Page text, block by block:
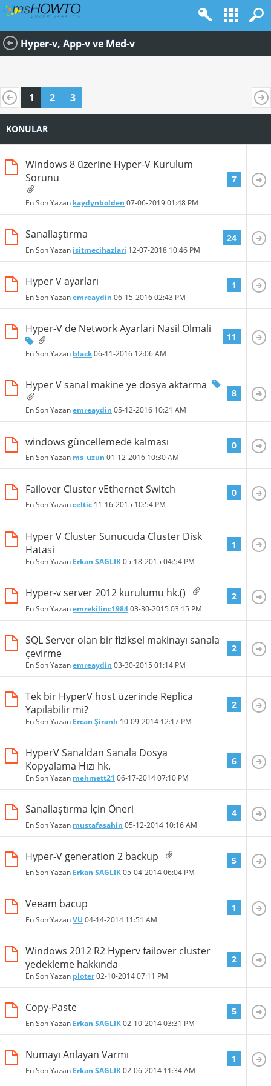
Hyper-v, App-v ve Med-v
1 2 3
KONULAR
Windows 8 üzerine Hyper-V Kurulum
Sorunu
En Son Yazan kaydynbolden 07-06-201901:48 PM
7
Sanallaştırma
En Son Yazan isitmecihazlari 12-07-2018 10:46 PM
24
Hyper V ayarları
En Son Yazanemreaydin 06-15-201602:43 PM
1
Hyper-V de Network Ayarlari Nasil Olmali
En Son Yazan black06-11-2016 12:06 AM
11
Hyper V sanal makine ye dosya aktarma
En Son Yazanemreaydin 05-12-2016 10:21 AM
8
windows güncellemede kalması
En Son Yazan ms_uzun 01-12-2016 10:30 AM
0
Failover Cluster vEthernet Switch
En Son Yazanceltic 11-16-2015 10:54 PM
0
Hyper V Cluster Sunucuda Cluster Disk
Hatasi
En Son Yazan Erkan SAGLIK05-18-2015 04:54 PM
1
Hyper-v server 2012 kurulumu hk.()
En Son Yazanemrekilinc198403-30-2015 03:15 PM
2
SQL Server olan bir fiziksel makinayı sanala
çevirme
En Son Yazanemreaydin 03-30-2015 01:14 PM
2
Tek bir HyperV host üzerinde Replica
Yapılabilir mi?
En Son Yazan Ercan Şiranlı 10-09-2014 12:17 PM
2
HyperV Sanaldan Sanala Dosya
Kopyalama Hızı hk.
En Son Yazan mehmett21 06-17-201407:10 PM
6
Sanallaştırma İçin Öneri
En Son Yazan mustafasahin 05-12-2014 10:16 AM
4
Hyper-V generation 2 backup
En Son Yazan Erkan SAGLIK05-04-201406:04 PM
5
Veeam bacup
En Son YazanVU 04-14-2014 11:51 AM
1
Windows 2012 R2 Hyperv failover cluster
yedekleme hakkında
En Son Yazan ploter02-10-201407:11 PM
2
Copy-Paste
En Son Yazan Erkan SAGLIK02-10-201403:31 PM
5
Numayı Anlayan Varmı
En Son Yazan Erkan SAGLIK02-06-2014 11:34 AM
1